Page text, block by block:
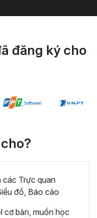
đăng ký cho
các Trực quan
đồ, Báo cáo
cơ bản, muốn học